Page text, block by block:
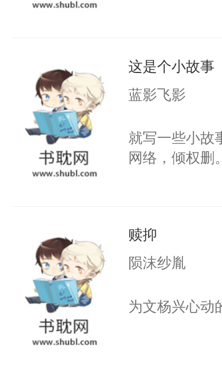
这是个小故事
蓝影飞影
就写一些小故
网络，倾权删
赎抑
陨沫纱胤
为文杨兴心动